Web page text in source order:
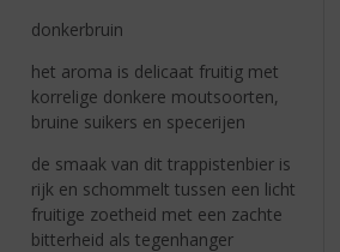
donkerbruin
het aroma is delicaat fruitig met
korrelige donkere moutsoorten,
bruine suikers en specerijen
de smaak van dit trappistenbier is
rijk en schommelt tussen een licht
fruitige zoetheid met een zachte
bitterheid als tegenhanger